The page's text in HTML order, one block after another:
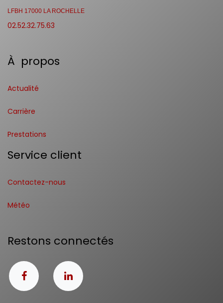
LFBH 17000 LA ROCHELLE
02.52.32.75.63
À propos
Actualité
Carrière
Prestations
Service client
Contactez-nous
Météo
Restons connectés